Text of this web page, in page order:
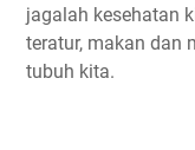
jagalah kesehatan
teratur, makan dan
tubuh kita.